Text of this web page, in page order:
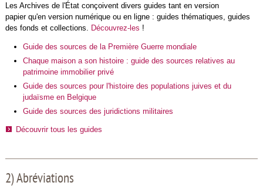
Les Archives de l'État conçoivent divers guides tant en version
papier qu'en version numérique ou en ligne : guides thématiques, guides
des fonds et collections.
Découvrez-les !
Guide des sources de la Première Guerre mondiale
Chaque maison a son histoire : guide des sources relatives au
patrimoine immobilier privé
Guide des sources pour l'histoire des populations juives et du
judaïsme en Belgique
Guide des sources des juridictions militaires
Découvrir tous les guides
2) Abréviations